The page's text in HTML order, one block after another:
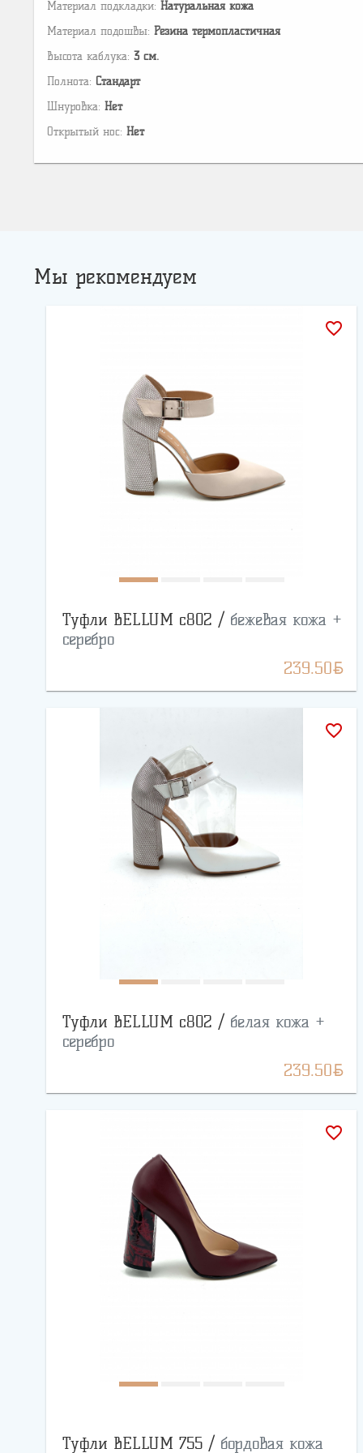
Материал подкладки: Натуральная кожа
Материал подошвы: Резина термопластичная
Высота каблука: 3 см.
Полнота: Стандарт
Шнуровка: Нет
Открытый нос: Нет
Мы рекомендуем
favorite_border
Туфли BELLUM с802 / бежевая кожа +
серебро
239.50BYN
favorite_border
Туфли BELLUM с802 / белая кожа +
серебро
239.50BYN
favorite_border
Туфли BELLUM 755 / бордовая кожа